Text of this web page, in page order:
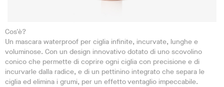
Cos'è?
Un mascara waterproof per ciglia infinite, incurvate, lunghe e
voluminose. Con un design innovativo dotato di uno scovolino
conico che permette di coprire ogni ciglia con precisione e di
incurvarle dalla radice, e di un pettinino integrato che separa le
ciglia ed elimina i grumi, per un effetto ventaglio impeccabile.